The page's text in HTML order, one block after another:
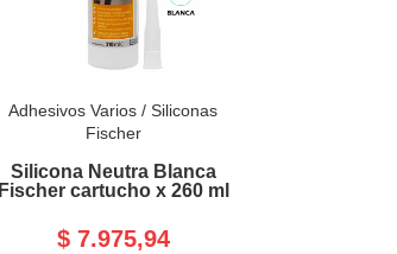
Adhesivos Varios /Siliconas
Fischer
Silicona Neutra Blanca
Fischer cartucho x 260 ml
$ 7.975,94